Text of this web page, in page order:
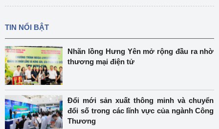
TIN NỔI BẬT
Nhãn lồng Hưng Yên mở rộng đầu ra nhờ
thương mại điện tử
Đổi mới sản xuất thông minh và chuyển
đổi số trong các lĩnh vực của ngành Công
Thương